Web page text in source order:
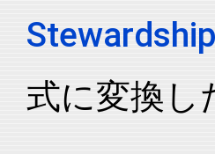
2023255N08238 2023
2023255N08238 2023
式に変換し